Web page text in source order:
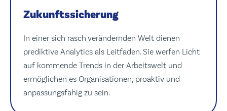
Zukunftssicherung
In einer sich rasch verändernden Welt dienen
prediktive Analytics als Leitfaden. Sie werfen Licht
auf kommende Trends in der Arbeitswelt und
ermöglichen es Organisationen, proaktiv und
anpassungsfähig zu sein.